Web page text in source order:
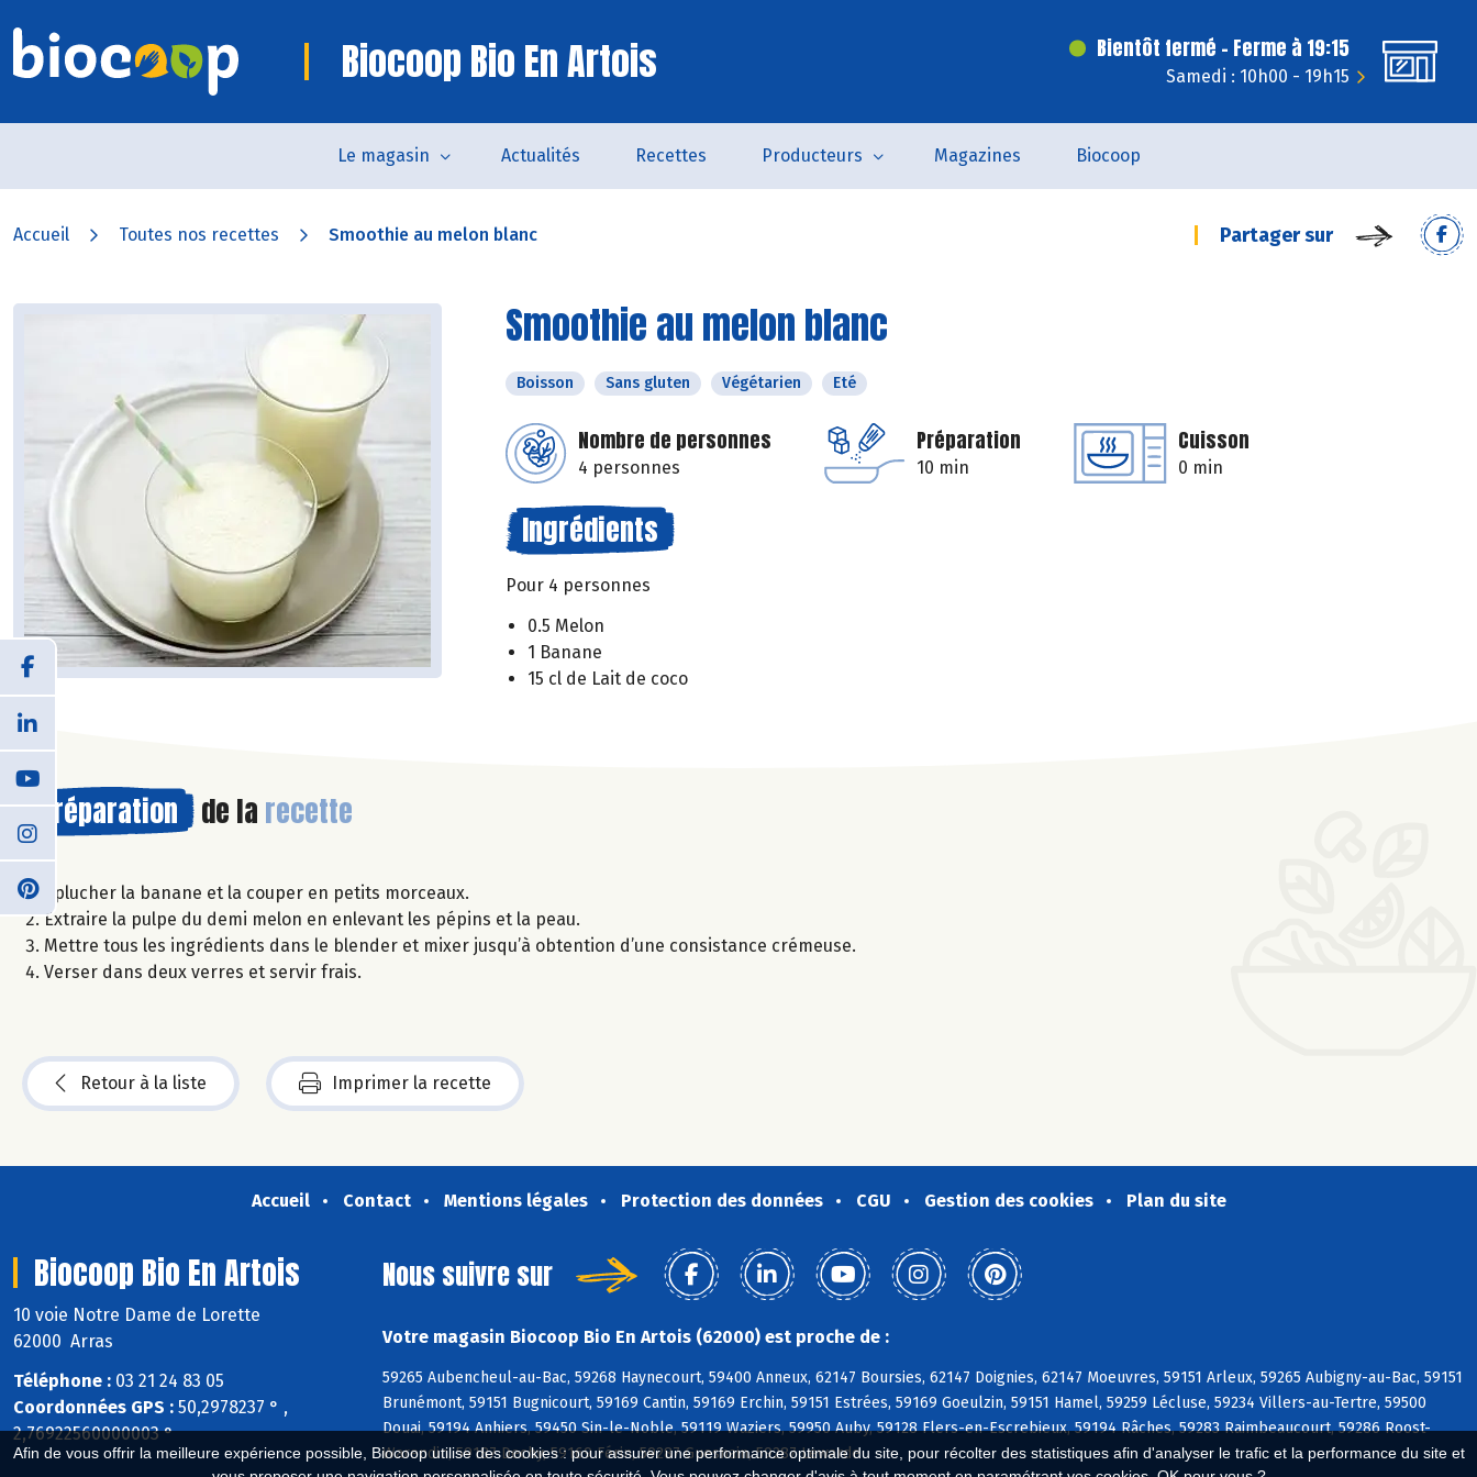
Afin de vous offrir la meilleure expérience possible, Biocoop utilise des cookies : pour assurer une performance optimale du site, pour récolter des statistiques afin d'analyser le trafic et la performance du site et
Biocoop Bio En Artois Bientôt fermé - Ferme à 19:15
Samedi : 10h00 - 19h15
Le magasin Actualités Recettes Producteurs Magazines Biocoop
Accueil Toutes nos recettes Smoothie au melon blanc Partager sur
Smoothie au melon blanc
Boisson Sans gluten Végétarien Eté
Nombre de personnes
4 personnes
Préparation
10 min
Cuisson
0 min
Ingrédients
Pour 4 personnes
0.5 Melon
1 Banane
15 cl de Lait de coco
Préparation de la recette
Eplucher la banane et la couper en petits morceaux.
Extraire la pulpe du demi melon en enlevant les pépins et la peau.
Mettre tous les ingrédients dans le blender et mixer jusqu’à obtention d’une consistance crémeuse.
Verser dans deux verres et servir frais.
Retour à la liste Imprimer la recette
Accueil Contact Mentions légales Protection des données CGU Gestion des cookies Plan du site
Biocoop Bio En Artois
10 voie Notre Dame de Lorette
62000 Arras
Téléphone : 03 21 24 83 05
Coordonnées GPS : 50,2978237 ° ,
2,76922560000003 °
Nous suivre sur
Votre magasin Biocoop Bio En Artois (62000) est proche de :
59265 Aubencheul-au-Bac, 59268 Haynecourt, 59400 Anneux, 62147 Boursies, 62147 Doignies, 62147 Moeuvres, 59151 Arleux, 59265 Aubigny-au-Bac, 59151
Brunémont, 59151 Bugnicourt, 59169 Cantin, 59169 Erchin, 59151 Estrées, 59169 Goeulzin, 59151 Hamel, 59259 Lécluse, 59234 Villers-au-Tertre, 59500
Douai, 59194 Anhiers, 59450 Sin-le-Noble, 59119 Waziers, 59950 Auby, 59128 Flers-en-Escrebieux, 59194 Râches, 59283 Raimbeaucourt, 59286 Roost-
Warendin, 59187 Dechy, 59169 Férin, 59287 Guesnain, 59287 Lewarde